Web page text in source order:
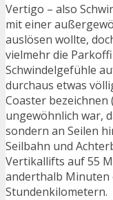
Vertigo – also
mit einer
auslösen wollte,
vielmehr die
Schwindelgefühle
durchaus etwas
Coaster bezeichnen
ungewöhnlich war,
sondern an Seilen
Seilbahn und
Vertikallifts auf 55
anderthalb Minuten
Stundenkilometern.